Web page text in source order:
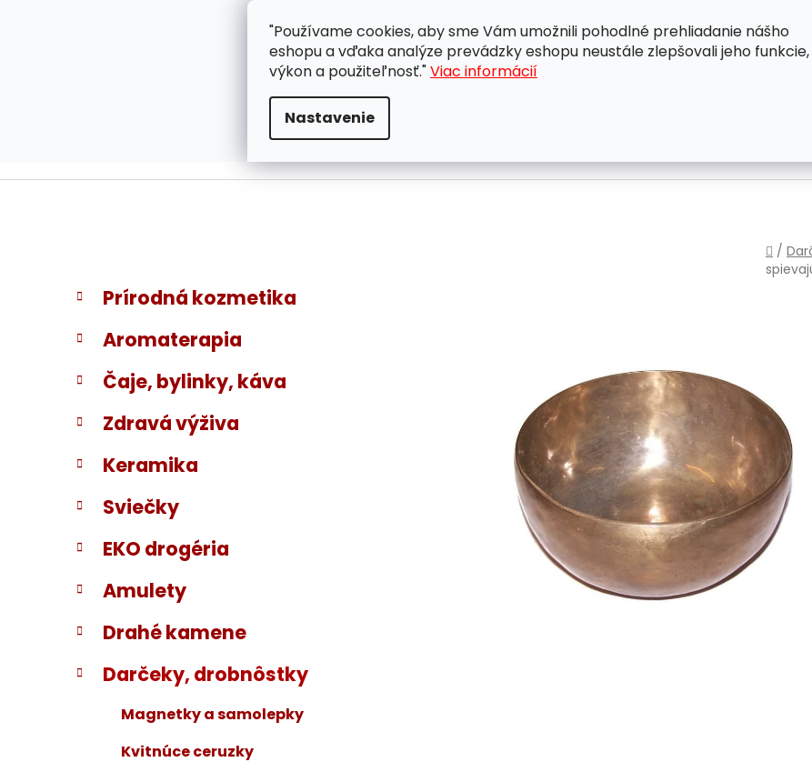
"Používame cookies, aby sme Vám umožnili pohodlné prehliadanie nášho
eshopu a vďaka analýze prevádzky eshopu neustále zlepšovali jeho funkcie,
výkon a použiteľnosť."Viac informácií
Nastavenie
ZÁKAZNÍCKA PODPORA OBCHODNÉ PODMIENKY OCHRANA OSOBNÝCH
/
B
č
ý
a
n
e
l
Preskočiť
kategórie
K
a
t
e
ó
i
Prírodná kozmetika
Aromaterapia
Čaje, bylinky, káva
Zdravá výživa
Keramika
Sviečky
EKO drogéria
Amulety
Drahé kamene
Darčeky, drobnôstky
Magnetky a samolepky
Kvitnúce ceruzky